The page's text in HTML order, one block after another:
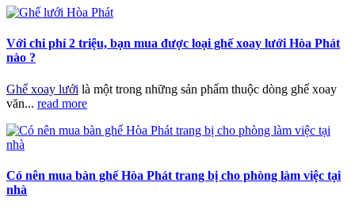
Với chi phí 2 triệu, bạn mua được loại ghế xoay lưới Hòa Phát
nào ?
Ghế xoay lưới là một trong những sản phẩm thuộc dòng ghế xoay
văn... read more
Có nên mua bàn ghế Hòa Phát trang bị cho phòng làm việc tại
nhà